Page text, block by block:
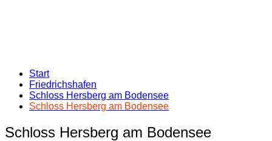
Start
Friedrichshafen
Schloss Hersberg am Bodensee
Schloss Hersberg am Bodensee
Schloss Hersberg am Bodensee